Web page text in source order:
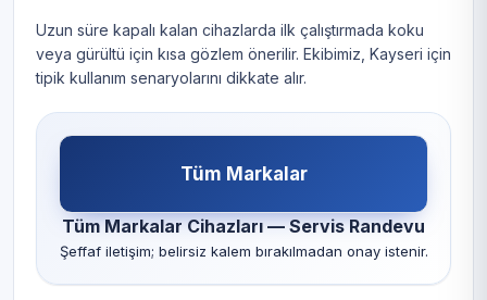
Uzun süre kapalı kalan cihazlarda ilk çalıştırmada koku
veya gürültü için kısa gözlem önerilir. Ekibimiz, Kayseri için
tipik kullanım senaryolarını dikkate alır.
Tüm Markalar
Tüm Markalar Cihazları — Servis Randevu
Şeffaf iletişim; belirsiz kalem bırakılmadan onay istenir.